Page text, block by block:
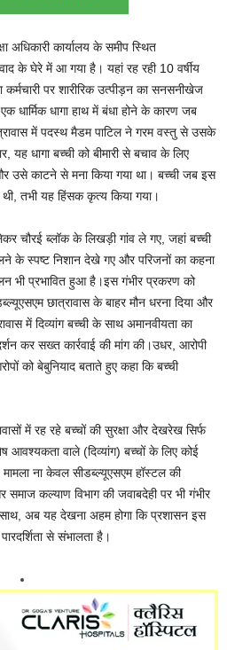
अधिकारी कार्यालय के समीप स्थित
के घेरे में आ गया है। यहां रह रही 10 वर्षीय
कर्मचारी पर शारीरिक उत्पीड़न का सनसनीखेज
धार्मिक धागा हाथ में बंधा होने के कारण जब
में पदस्थ मैडम पाटिल ने गरम वस्तु से उसके
यह धागा बच्ची को बीमारी से बचाव के लिए
उसे काटने से मना किया गया था। बच्ची जब इस
तभी यह हिंसक कृत्य किया गया।
चौरई ब्लॉक के लिखड़ी गांव ले गए, जहां बच्ची
के स्पष्ट निशान देखे गए और परिजनों का कहना
भी प्रभावित हुआ है।इस गंभीर प्रकरण को
छात्रावास के बाहर मौन धरना दिया और
में दिव्यांग बच्ची के साथ अमानवीयता का
कर सख्त कार्रवाई की मांग की।उधर, आरोपी
को बेबुनियाद बताते हुए कहा कि बच्ची
में रह रहे बच्चों की सुरक्षा और देखरेख सिर्फ
आवश्यकता वाले (दिव्यांग) बच्चों के लिए कोई
मामला ना केवल सीडब्ल्यूएसएम हॉस्टल की
समाज कल्याण विभाग की जवाबदेही पर भी गंभीर
अब यह देखना अहम होगा कि प्रशासन इस
से संभालता है।